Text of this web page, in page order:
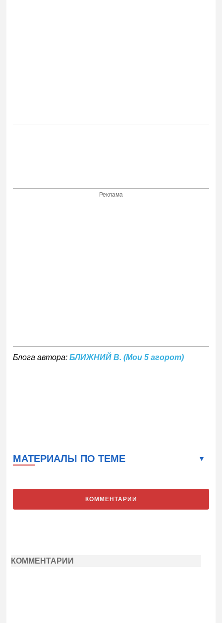
Реклама
Блога автора: БЛИЖНИЙ В. (Мои 5 агорот)
МАТЕРИАЛЫ ПО ТЕМЕ
КОММЕНТАРИИ
КОММЕНТАРИИ